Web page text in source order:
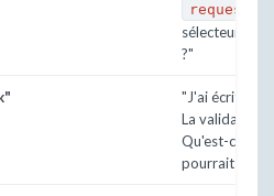
sélecteur
?"
"J'ai écrit
La validation
Qu'est-ce
pourrait